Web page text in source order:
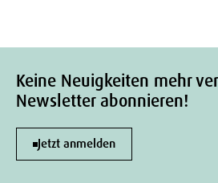
Keine Neuigkeiten mehr
Newsletter abonnieren!
Jetzt anmelden